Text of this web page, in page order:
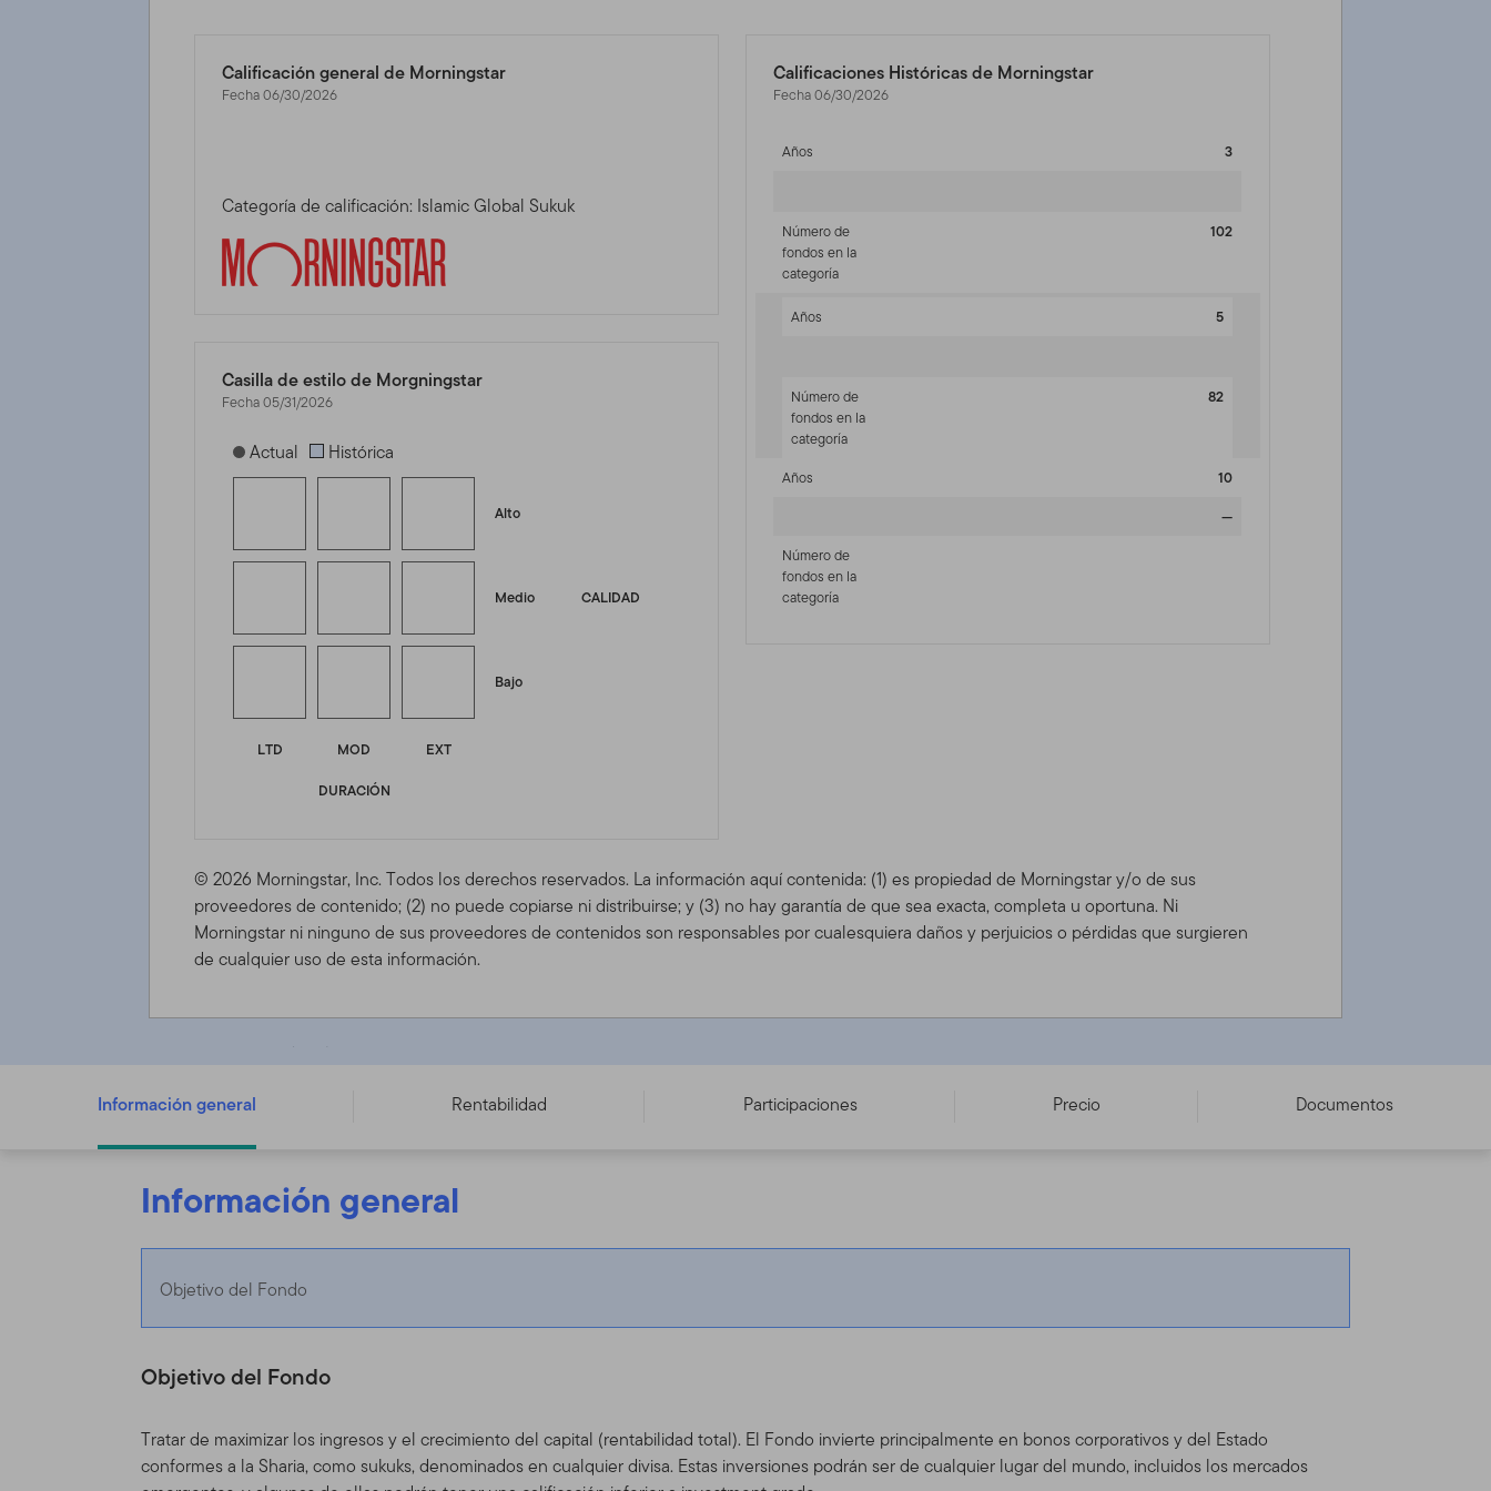
Calificación general de Morningstar
Fecha 06/30/2026
Categoría de calificación: Islamic Global Sukuk
Casilla de estilo de Morgningstar
Fecha 05/31/2026
[products.morningstar-stylebox-title-sr-fixed]
Actual Histórica
Alto
CALIDAD
Medio
Bajo
LTD MOD
EXT
DURACIÓN
Calificaciones Históricas de Morningstar
Fecha 06/30/2026
Años 3
Número de
fondos en la
categoría
102
Años 5
Número de
fondos en la
categoría
82
Años
10
—
Número de
fondos en la
categoría
© 2026 Morningstar, Inc. Todos los derechos reservados. La información aquí contenida: (1) es propiedad de Morningstar y/o de sus
proveedores de contenido; (2) no puede copiarse ni distribuirse; y (3) no hay garantía de que sea exacta, completa u oportuna. Ni
Morningstar ni ninguno de sus proveedores de contenidos son responsables por cualesquiera daños y perjuicios o pérdidas que surgieren
de cualquier uso de esta información.
Información general Rentabilidad Participaciones Precio Documentos
Información general
Objetivo del Fondo
Objetivo del Fondo
Tratar de maximizar los ingresos y el crecimiento del capital (rentabilidad total). El Fondo invierte principalmente en bonos corporativos y del Estado
conformes a la Sharia, como sukuks, denominados en cualquier divisa. Estas inversiones podrán ser de cualquier lugar del mundo, incluidos los mercados